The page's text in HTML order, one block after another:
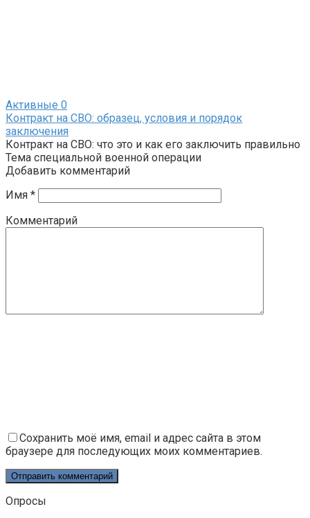
Активные 0
Контракт на СВО: образец, условия и порядок
заключения
Контракт на СВО: что это и как его заключить правильно
Тема специальной военной операции
Добавить комментарий
Имя *
Комментарий
Сохранить моё имя, email и адрес сайта в этом
браузере для последующих моих комментариев.
Опросы